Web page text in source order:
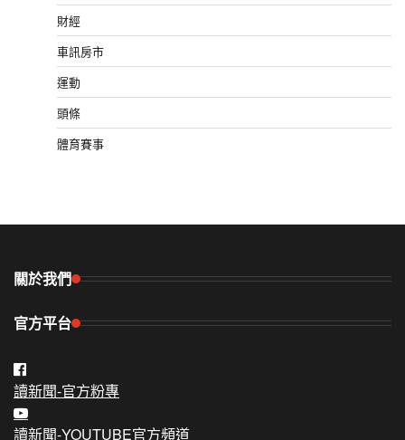
財經
車訊房市
運動
頭條
體育賽事
關於我們
官方平台
讀新聞-官方粉專
讀新聞-YOUTUBE官方頻道